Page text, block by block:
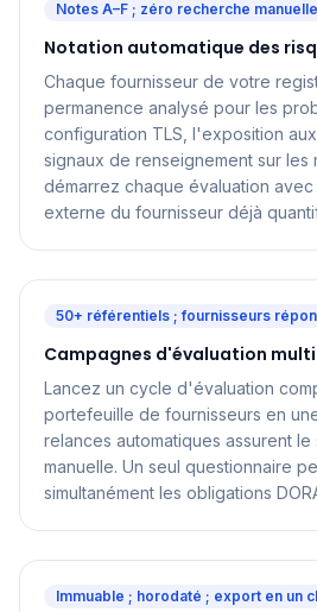
Notes A–F ; zéro recherche manuelle
Notation automatique des
Chaque fournisseur de votre
permanence analysé pour les
configuration TLS, l'exposition
signaux de renseignement sur les
démarrez chaque évaluation
externe du fournisseur déjà
50+ référentiels ; fournisseurs
Campagnes d'évaluation
Lancez un cycle d'évaluation
portefeuille de fournisseurs en
relances automatiques assurent
manuelle. Un seul questionnaire
simultanément les obligations
Immuable ; horodaté ; export en un